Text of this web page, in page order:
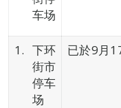
车场
下环
街市
停车
场
已於9月